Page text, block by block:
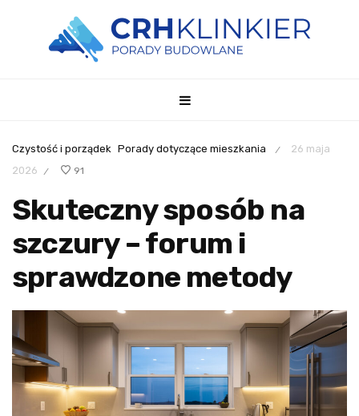
Czystość i porządek Porady dotyczące mieszkania /
26 maja
2026
/ 91
Skuteczny sposób na
szczury – forum i
sprawdzone metody